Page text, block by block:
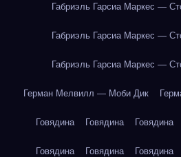
Габриэль Гарсиа Маркес —
Габриэль Гарсиа Маркес —
Габриэль Гарсиа Маркес —
Герман Мелвилл — Моби Дик
Говядина Говядина Говядина
Говядина Говядина Говядина